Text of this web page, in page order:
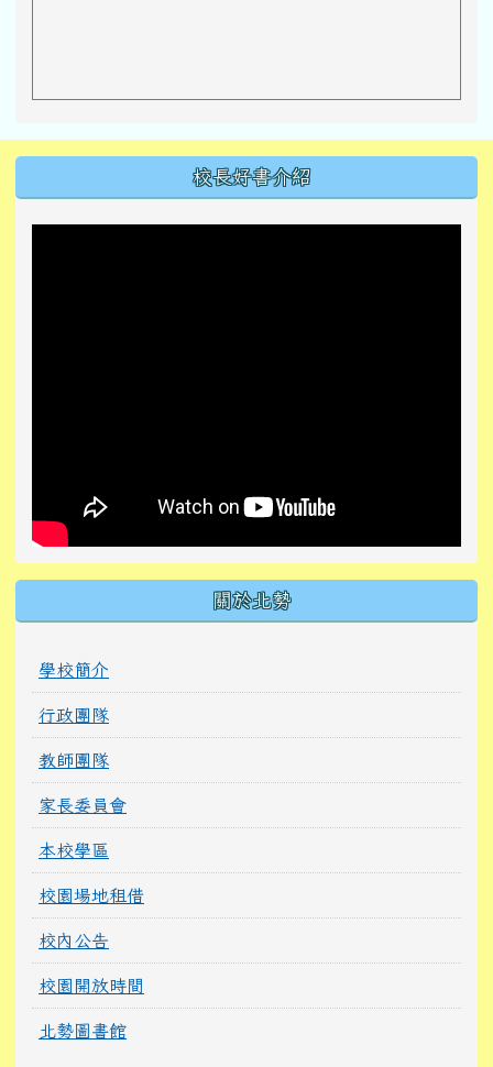
校長好書介紹
關於北勢
學校簡介
行政團隊
教師團隊
家長委員會
本校學區
校園場地租借
校內公告
校園開放時間
北勢圖書館